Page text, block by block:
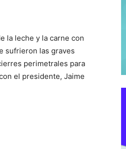
la leche y la carne con
sufrieron las graves
perimetrales para
el presidente, Jaime